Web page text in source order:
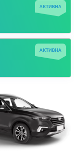
АКТИВНА
АКТИВНА